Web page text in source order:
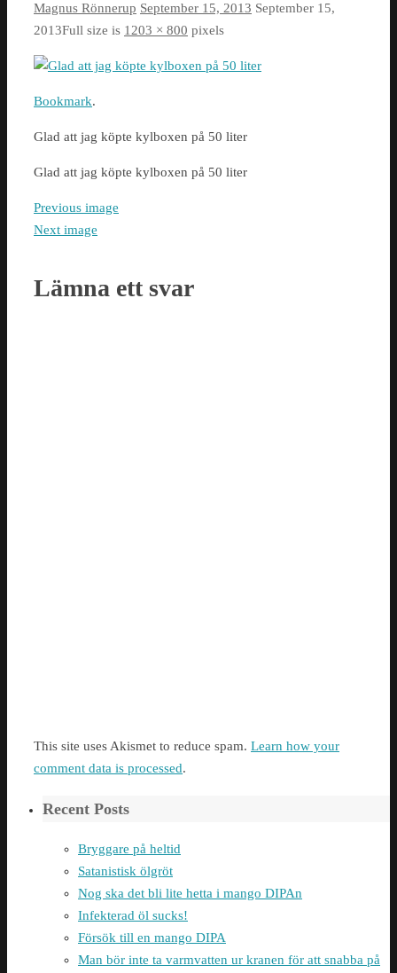
Magnus Rönnerup September 15, 2013 September 15,
2013Full size is 1203 × 800 pixels
Bookmark.
Glad att jag köpte kylboxen på 50 liter
Glad att jag köpte kylboxen på 50 liter
Previous image
Next image
Lämna ett svar
This site uses Akismet to reduce spam. Learn how your
comment data is processed.
Recent Posts
Bryggare på heltid
Satanistisk ölgröt
Nog ska det bli lite hetta i mango DIPAn
Infekterad öl sucks!
Försök till en mango DIPA
Man bör inte ta varmvatten ur kranen för att snabba på